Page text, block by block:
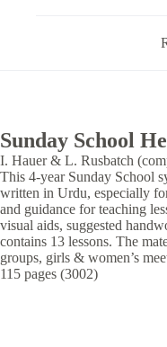
Sunday School
I. Hauer & L. Rusbatch
This 4-year Sunday School
written in Urdu, especially
and guidance for teaching
visual aids, suggested
contains 13 lessons. The
groups, girls & women’s
115 pages (3002)